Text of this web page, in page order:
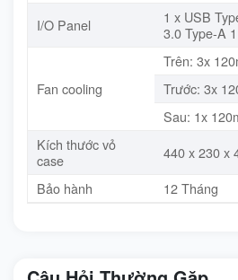
I/O Panel
1 x USB
3.0 Type-A
Fan cooling
Trên: 3x
Trước: 3x
Sau: 1x
Kích thước vỏ
case
440 x 230 x
Bảo hành
12 Tháng